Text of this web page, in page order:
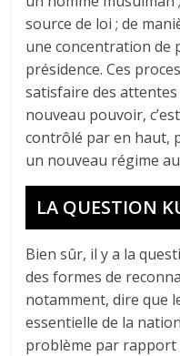
source de loi ; de
une concentration de
présidence. Ces
satisfaire des
nouveau pouvoir,
contrôlé par en haut,
un nouveau régime
LA QUESTION
Bien sûr, il y a la
des formes de
notamment, dire que
essentielle de la
problème par